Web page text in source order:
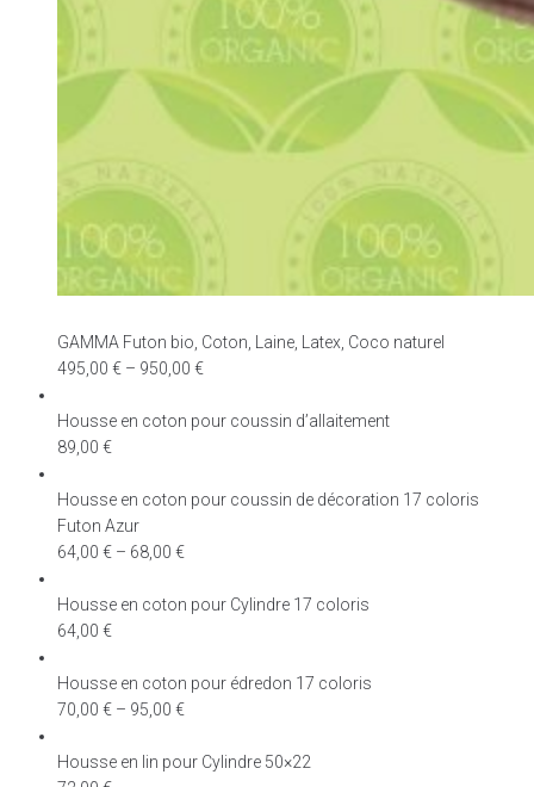
GAMMA Futon bio, Coton, Laine, Latex, Coco naturel
495,00 € – 950,00 €
Housse en coton pour coussin d’allaitement
89,00 €
Housse en coton pour coussin de décoration 17 coloris
Futon Azur
64,00 € – 68,00 €
Housse en coton pour Cylindre 17 coloris
64,00 €
Housse en coton pour édredon 17 coloris
70,00 € – 95,00 €
Housse en lin pour Cylindre 50×22